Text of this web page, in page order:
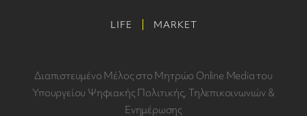
LIFE MARKET
Διαπιστευμένο Μέλος στο Μητρώο Online Media του
Υπουργείου Ψηφιακής Πολιτικής, Τηλεπικοινωνιών &
Ενημέρωσης